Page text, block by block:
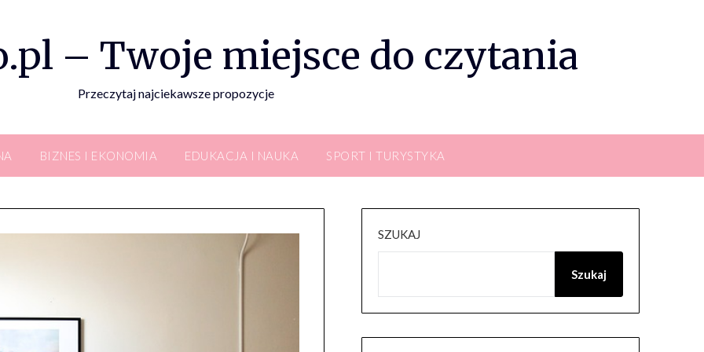
– Twoje miejsce do czytania
Przeczytaj najciekawsze propozycje
BIZNES I EKONOMIA EDUKACJA I NAUKA SPORT I TURYSTYKA
SZUKAJ
Szukaj